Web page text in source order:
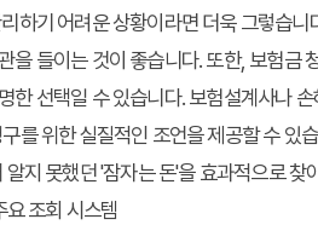
하기 어려운 상황이라면 더욱 그렇습
을 들이는 것이 좋습니다. 또한, 보험금
한 선택일 수 있습니다. 보험설계사나
를 위한 실질적인 조언을 제공할 수
지 못했던 '잠자는 돈'을 효과적으로 찾
요 조회 시스템